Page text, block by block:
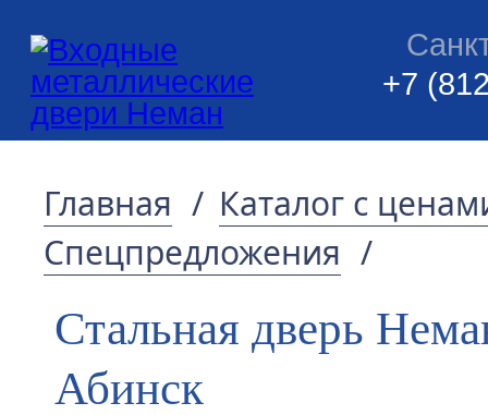
+7
Главная / Каталог с
Спецпредложения /
Стальная дверь
Абинск